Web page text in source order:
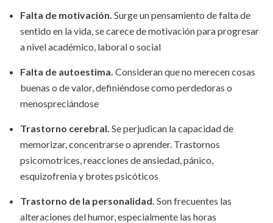
Falta de motivación. Surge un pensamiento de falta de
sentido en la vida, se carece de motivación para progresar
a nivel académico, laboral o social
Falta de autoestima. Consideran que no merecen cosas
buenas o de valor, definiéndose como perdedoras o
menospreciándose
Trastorno cerebral. Se perjudican la capacidad de
memorizar, concentrarse o aprender. Trastornos
psicomotrices, reacciones de ansiedad, pánico,
esquizofrenia y brotes psicóticos
Trastorno de la personalidad. Son frecuentes las
alteraciones del humor, especialmente las horas